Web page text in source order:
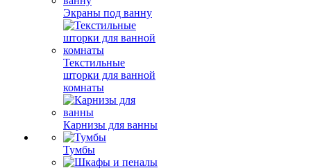
Экраны под ванну
Текстильные
шторки для ванной
комнаты
Карнизы для ванны
Тумбы